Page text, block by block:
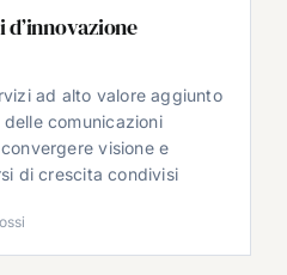
d’innovazione
ad alto valore aggiunto
comunicazioni
visione e
di crescita condivisi